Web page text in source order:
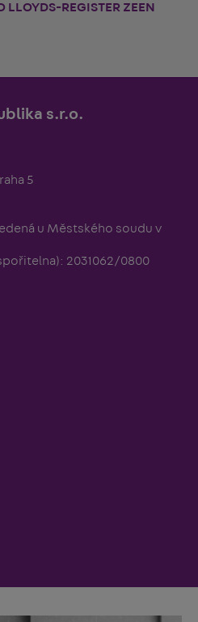
REGISTER ZEEN
s.r.o.
5
u Městského soudu v
2031062/0800